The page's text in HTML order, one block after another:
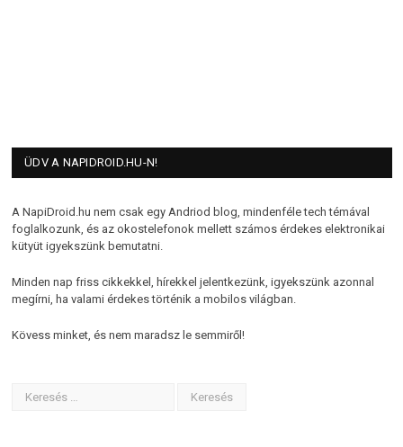
ÜDV A NAPIDROID.HU-N!
A NapiDroid.hu nem csak egy Andriod blog, mindenféle tech témával
foglalkozunk, és az okostelefonok mellett számos érdekes elektronikai
kütyüt igyekszünk bemutatni.
Minden nap friss cikkekkel, hírekkel jelentkezünk, igyekszünk azonnal
megírni, ha valami érdekes történik a mobilos világban.
Kövess minket, és nem maradsz le semmiről!